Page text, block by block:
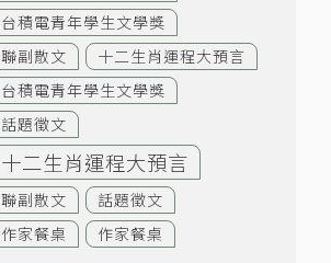
台積電青年學生文學獎
聯副散文
十二生肖運程大預言
台積電青年學生文學獎
話題徵文
十二生肖運程大預言
聯副散文
話題徵文
作家餐桌
作家餐桌